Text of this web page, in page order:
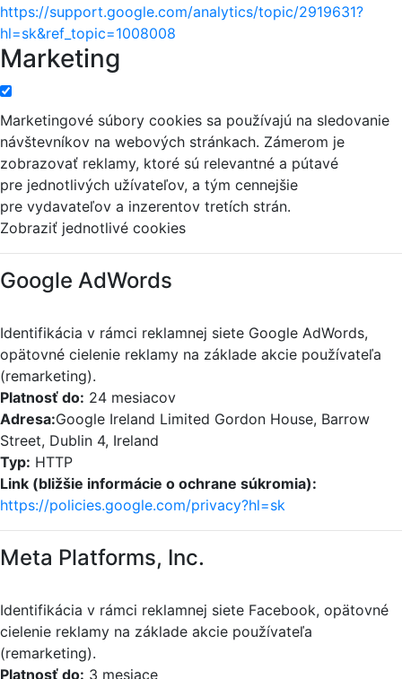
https://support.google.com/analytics/topic/2919631?
hl=sk&ref_topic=1008008
Marketing
Marketingové súbory cookies sa používajú na sledovanie
návštevníkov na webových stránkach. Zámerom je
zobrazovať reklamy, ktoré sú relevantné a pútavé
pre jednotlivých užívateľov, a tým cennejšie
pre vydavateľov a inzerentov tretích strán.
Zobraziť jednotlivé cookies
Google AdWords
Identifikácia v rámci reklamnej siete Google AdWords,
opätovné cielenie reklamy na základe akcie používateľa
(remarketing).
Platnosť do: 24 mesiacov
Adresa:Google Ireland Limited Gordon House, Barrow
Street, Dublin 4, Ireland
Typ: HTTP
Link (bližšie informácie o ochrane súkromia):
https://policies.google.com/privacy?hl=sk
Meta Platforms, Inc.
Identifikácia v rámci reklamnej siete Facebook, opätovné
cielenie reklamy na základe akcie používateľa
(remarketing).
Platnosť do: 3 mesiace